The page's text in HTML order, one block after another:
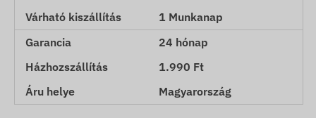
Várható kiszállítás
1 Munkanap
Garancia
24 hónap
Házhozszállítás
1.990 Ft
Áru helye
Magyarország